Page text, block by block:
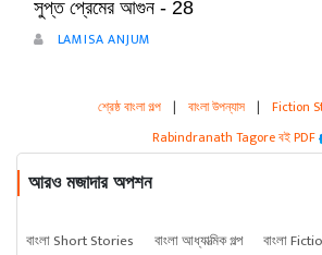
সুপ্ত প্রেমের আগুন - 28
LAMISA ANJUM
শ্রেষ্ঠ বাংলা গল্প | বাংলা উপন্যাস | Fiction
Rabindranath Tagore বই PDF
আরও মজাদার অপশন
বাংলা Short Stories বাংলা আধ্যাত্মিক গল্প
বাংলা